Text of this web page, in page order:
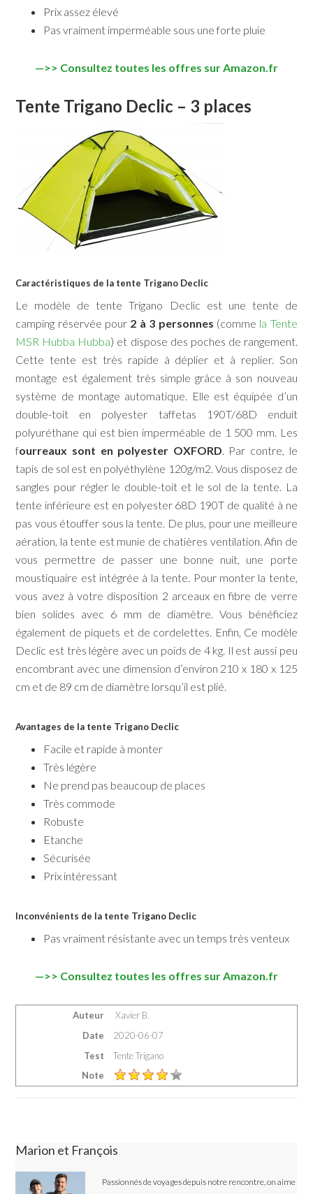
Prix assez élevé
Pas vraiment imperméable sous une forte pluie
—>> Consultez toutes les offres sur Amazon.fr
Tente Trigano Declic – 3 places
Caractéristiques de la tente Trigano Declic
Le modèle de tente Trigano Declic est une tente de
camping réservée pour 2 à 3 personnes (comme la Tente
MSR Hubba Hubba) et dispose des poches de rangement.
Cette tente est très rapide à déplier et à replier. Son
montage est également très simple grâce à son nouveau
système de montage automatique. Elle est équipée d’un
double-toit en polyester taffetas 190T/68D enduit
polyuréthane qui est bien imperméable de 1 500 mm. Les
fourreaux sont en polyester OXFORD. Par contre, le
tapis de sol est en polyéthylène 120g/m2. Vous disposez de
sangles pour régler le double-toit et le sol de la tente. La
tente inférieure est en polyester 68D 190T de qualité à ne
pas vous étouffer sous la tente. De plus, pour une meilleure
aération, la tente est munie de chatières ventilation. Afin de
vous permettre de passer une bonne nuit, une porte
moustiquaire est intégrée à la tente. Pour monter la tente,
vous avez à votre disposition 2 arceaux en fibre de verre
bien solides avec 6 mm de diamètre. Vous bénéficiez
également de piquets et de cordelettes. Enfin, Ce modèle
Declic est très légère avec un poids de 4 kg. Il est aussi peu
encombrant avec une dimension d’environ 210 x 180 x 125
cm et de 89 cm de diamètre lorsqu’il est plié.
Avantages de la tente Trigano Declic
Facile et rapide à monter
Très légère
Ne prend pas beaucoup de places
Très commode
Robuste
Etanche
Sécurisée
Prix intéressant
Inconvénients de la tente Trigano Declic
Pas vraiment résistante avec un temps très venteux
—>> Consultez toutes les offres sur Amazon.fr
Auteur
Xavier B.
Date
2020-06-07
Test
Tente Trigano
Note
Marion et François
Passionnés de voyages depuis notre rencontre, on aime